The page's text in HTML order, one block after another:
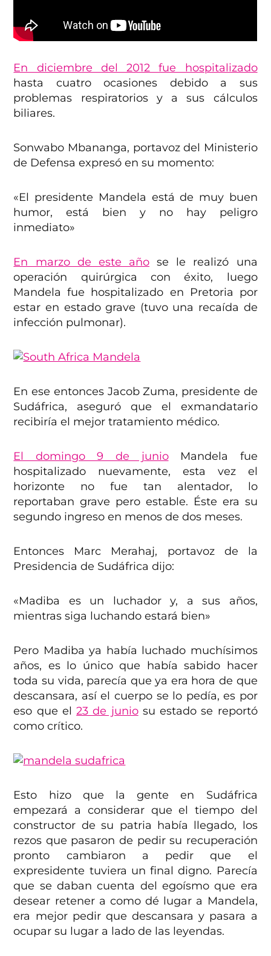
En diciembre del 2012 fue hospitalizado
hasta cuatro ocasiones debido a sus
problemas respiratorios y a sus cálculos
biliares.
Sonwabo Mbananga, portavoz del Ministerio
de Defensa expresó en su momento:
«El presidente Mandela está de muy buen
humor, está bien y no hay peligro
inmediato»
En marzo de este año se le realizó una
operación quirúrgica con éxito, luego
Mandela fue hospitalizado en Pretoria por
estar en estado grave (tuvo una recaída de
infección pulmonar).
En ese entonces Jacob Zuma, presidente de
Sudáfrica, aseguró que el exmandatario
recibiría el mejor tratamiento médico.
El domingo 9 de junioMandela fue
hospitalizado nuevamente, esta vez el
horizonte no fue tan alentador, lo
reportaban grave pero estable. Éste era su
segundo ingreso en menos de dos meses.
Entonces Marc Merahaj, portavoz de la
Presidencia de Sudáfrica dijo:
«Madiba es un luchador y, a sus años,
mientras siga luchando estará bien»
Pero Madiba ya había luchado muchísimos
años, es lo único que había sabido hacer
toda su vida, parecía que ya era hora de que
descansara, así el cuerpo se lo pedía, es por
eso que el23 de juniosu estado se reportó
como crítico.
Esto hizo que la gente en Sudáfrica
empezará a considerar que el tiempo del
constructor de su patria había llegado, los
rezos que pasaron de pedir su recuperación
pronto cambiaron a pedir que el
expresidente tuviera un final digno. Parecía
que se daban cuenta del egoísmo que era
desear retener a como dé lugar a Mandela,
era mejor pedir que descansara y pasara a
ocupar su lugar a lado de las leyendas.